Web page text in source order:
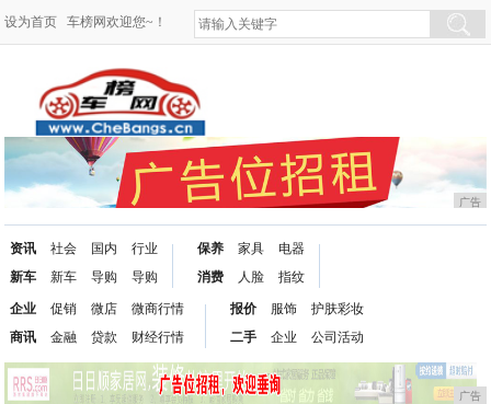
设为首页 车榜网欢迎您~！
广告
资讯
新车
社会
新车
国内
导购
行业
导购
保养
消费
家具
人脸
电器
指纹
企业
商讯
促销
金融
微店
贷款
微商行情
财经行情
报价
二手
服饰
企业
护肤彩妆
公司活动
广告